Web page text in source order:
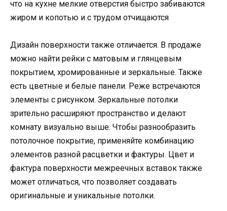
что на кухне мелкие отверстия быстро забиваются
жиром и копотью и с трудом отчищаются
Дизайн поверхности также отличается. В продаже
можно найти рейки с матовым и глянцевым
покрытием, хромированные и зеркальные. Также
есть цветные и белые панели. Реже встречаются
элементы с рисунком. Зеркальные потолки
зрительно расширяют пространство и делают
комнату визуально выше. Чтобы разнообразить
потолочное покрытие, применяйте комбинацию
элементов разной расцветки и фактуры. Цвет и
фактура поверхности межреечных вставок также
может отличаться, что позволяет создавать
оригинальные и уникальные потолки.